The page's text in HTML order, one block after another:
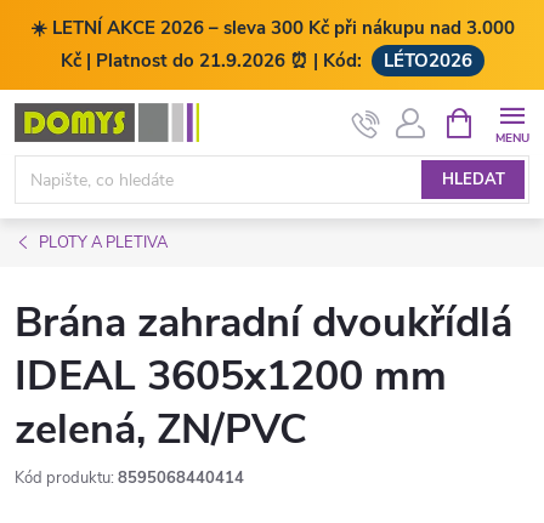
☀️ LETNÍ AKCE 2026 – sleva 300 Kč při nákupu nad 3.000
Kč | Platnost do 21.9.2026 ⏰ | Kód:
LÉTO2026
Přejít
obsah
HLEDAT
NÁKUPNÍ
KOŠÍK
PLOTY A PLETIVA
Brána zahradní dvoukřídlá
IDEAL 3605x1200 mm
zelená, ZN/PVC
Kód produktu: 8595068440414